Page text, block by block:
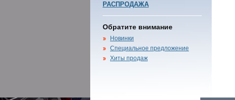
РАСПРОДАЖА
Обратите внимание
Новинки
Специальное предложение
Хиты продаж